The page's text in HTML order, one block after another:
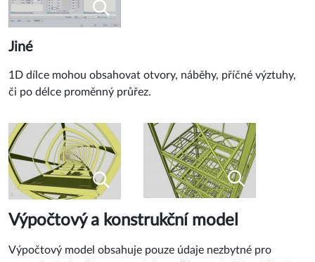
Jiné
1D dílce mohou obsahovat otvory, náběhy, příčné výztuhy,
či po délce proměnný průřez.
Výpočtový a konstrukční model
Výpočtový model obsahuje pouze údaje nezbytné pro